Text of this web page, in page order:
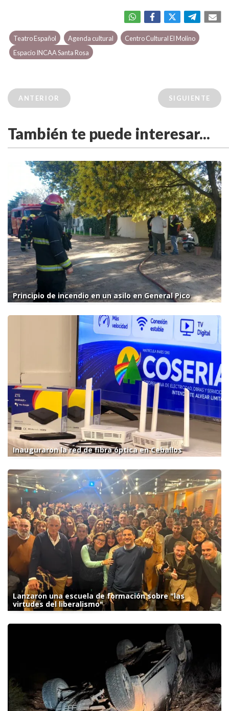
Teatro Español Agenda cultural
Centro Cultural El Molino
Espacio INCAA Santa Rosa
ANTERIOR SIGUIENTE
También te puede interesar...
Principio de incendio en un asilo en General Pico
Inauguraron la red de fibra óptica en Ceballos
Lanzaron una escuela de formación sobre "las
virtudes del liberalismo"